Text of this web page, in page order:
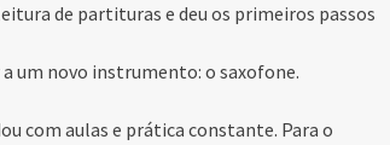
de partituras e deu os primeiros passos
a um novo instrumento: o saxofone.
com aulas e prática constante. Para o